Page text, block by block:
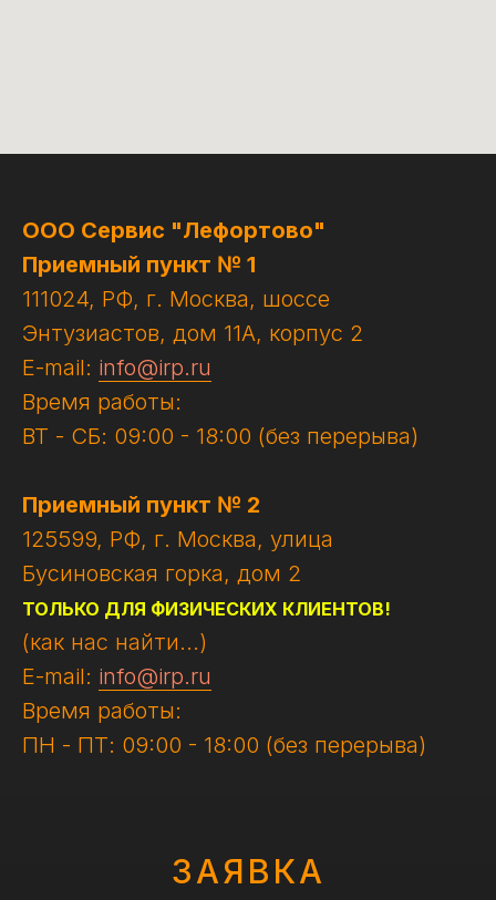
ООО Сервис "Лефортово"
Приемный пункт № 1
111024, РФ, г. Москва, шоссе
Энтузиастов, дом 11А, корпус 2
E-mail: info@irp.ru
Время работы:
ВТ - СБ: 09:00 - 18:00 (без перерыва)
Приемный пункт № 2
125599, РФ, г. Москва, улица
Бусиновская горка, дом 2
ТОЛЬКО ДЛЯ ФИЗИЧЕСКИХ КЛИЕНТОВ!
(как нас найти...)
E-mail: info@irp.ru
Время работы:
ПН - ПТ: 09:00 - 18:00 (без перерыва)
ЗАЯВКА